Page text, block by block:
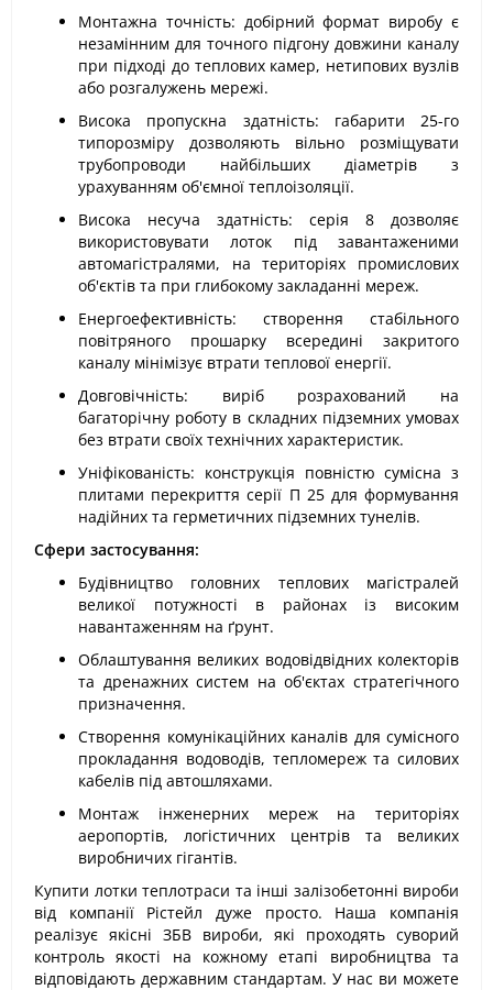
Монтажна точність: добірний формат виробу є
незамінним для точного підгону довжини каналу
при підході до теплових камер, нетипових вузлів
або розгалужень мережі.
Висока пропускна здатність: габарити 25-го
типорозміру дозволяють вільно розміщувати
трубопроводи найбільших діаметрів з
урахуванням об'ємної теплоізоляції.
Висока несуча здатність: серія 8 дозволяє
використовувати лоток під завантаженими
автомагістралями, на територіях промислових
об'єктів та при глибокому закладанні мереж.
Енергоефективність: створення стабільного
повітряного прошарку всередині закритого
каналу мінімізує втрати теплової енергії.
Довговічність: виріб розрахований на
багаторічну роботу в складних підземних умовах
без втрати своїх технічних характеристик.
Уніфікованість: конструкція повністю сумісна з
плитами перекриття серії П 25 для формування
надійних та герметичних підземних тунелів.
Сфери застосування:
Будівництво головних теплових магістралей
великої потужності в районах із високим
навантаженням на ґрунт.
Облаштування великих водовідвідних колекторів
та дренажних систем на об'єктах стратегічного
призначення.
Створення комунікаційних каналів для сумісного
прокладання водоводів, тепломереж та силових
кабелів під автошляхами.
Монтаж інженерних мереж на територіях
аеропортів, логістичних центрів та великих
виробничих гігантів.
Купити лотки теплотраси та інші залізобетонні вироби
від компанії Рістейл дуже просто. Наша компанія
реалізує якісні ЗБВ вироби, які проходять суворий
контроль якості на кожному етапі виробництва та
відповідають державним стандартам. У нас ви можете